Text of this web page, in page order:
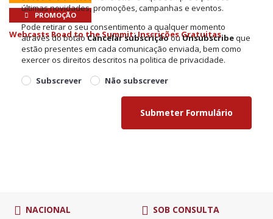
PROMOÇÃO
Webcasts Road to the Summit: Inscrições Gratuitas
NACIONAL SOB CONSULTA
últimas novidades, promoções, campanhas e eventos.
Pode retirar o seu consentimento a qualquer momento
através do botãoCancelar subscriçãoouUnsubscribeque
estão presentes em cada comunicação enviada, bem como
exercer os direitos descritos na politica de privacidade.
Subscrever
Não subscrever